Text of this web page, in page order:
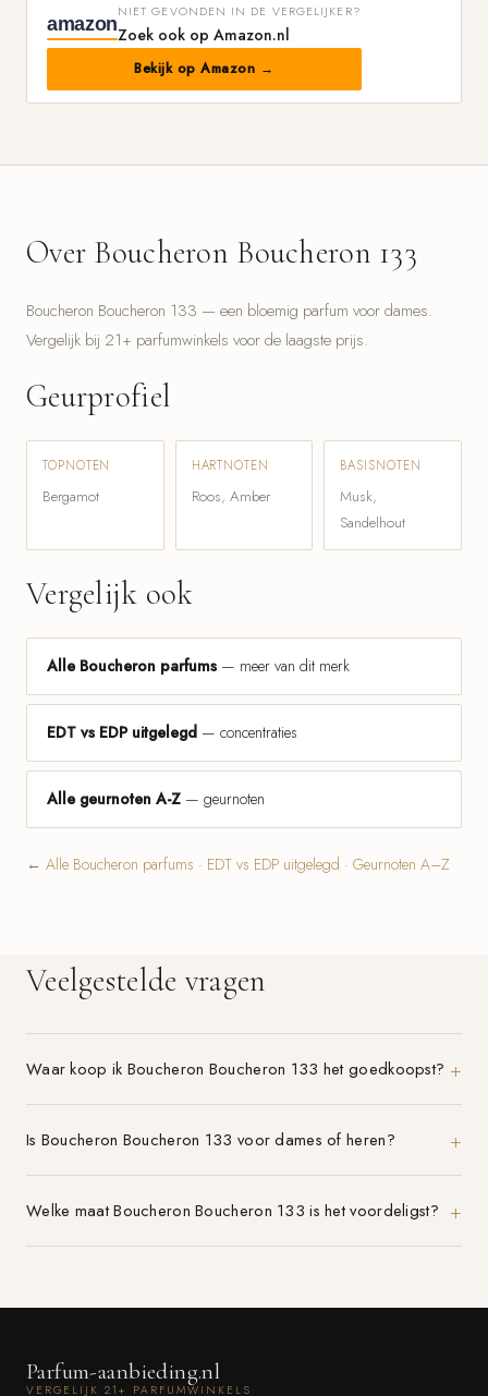
amazon
NIET GEVONDEN IN DE VERGELIJKER?
Zoek ook op Amazon.nl
Bekijk op Amazon →
Over Boucheron Boucheron 133
Boucheron Boucheron 133 — een bloemig parfum voor dames.
Vergelijk bij 21+ parfumwinkels voor de laagste prijs.
Geurprofiel
TOPNOTEN
Bergamot
HARTNOTEN
Roos, Amber
BASISNOTEN
Musk,
Sandelhout
Vergelijk ook
Alle Boucheron parfums — meer van dit merk
EDT vs EDP uitgelegd — concentraties
Alle geurnoten A-Z — geurnoten
← Alle Boucheron parfums · EDT vs EDP uitgelegd · Geurnoten A–Z
Veelgestelde vragen
Waar koop ik Boucheron Boucheron 133 het goedkoopst?
Is Boucheron Boucheron 133 voor dames of heren?
Welke maat Boucheron Boucheron 133 is het voordeligst?
Parfum-aanbieding.nl
VERGELIJK 21+ PARFUMWINKELS